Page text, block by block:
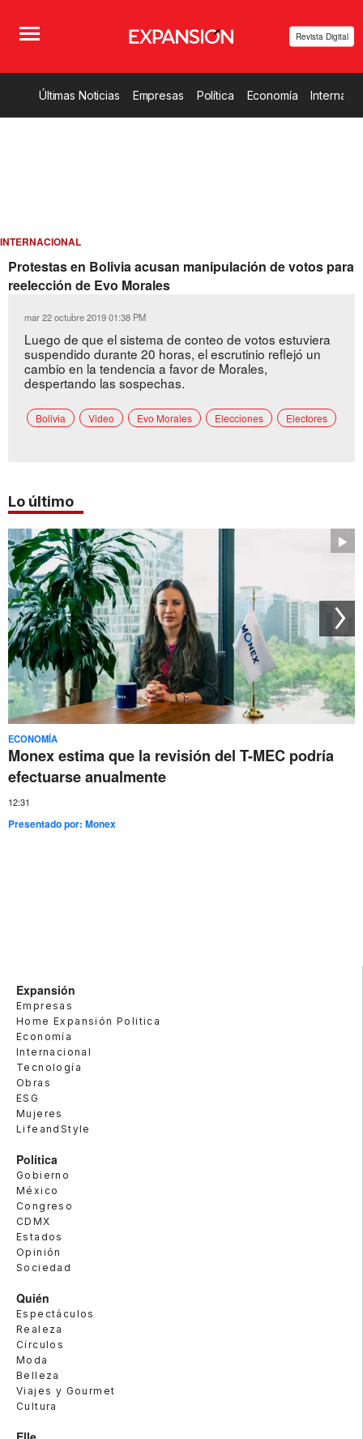
Revista Digital
Últimas Noticias Empresas Política Economía
INTERNACIONAL
Protestas en Bolivia acusan manipulación de votos para
reelección de Evo Morales
mar 22 octubre 2019 01:38 PM
Luego de que el sistema de conteo de votos estuviera
suspendido durante 20 horas, el escrutinio reflejó un
cambio en la tendencia a favor de Morales,
despertando las sospechas.
Bolivia Video Evo Morales Elecciones Electores
Lo último
ECONOMÍA
Monex estima que la revisión del T-MEC podría
efectuarse anualmente
12:31
Presentado por:Monex
Expansión
Empresas
Home Expansión Politica
Economía
Internacional
Tecnología
Obras
ESG
Mujeres
LifeandStyle
Política
Gobierno
México
Congreso
CDMX
Estados
Opinión
Sociedad
Quién
Espectáculos
Realeza
Círculos
Moda
Belleza
Viajes y Gourmet
Cultura